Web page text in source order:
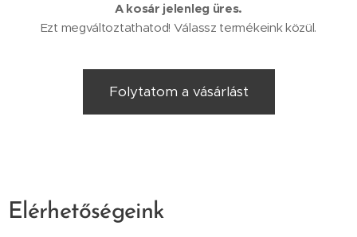
A kosár jelenleg üres.
Ezt megváltoztathatod! Válassz termékeink közül.
Folytatom a vásárlást
Elérhetőségeink